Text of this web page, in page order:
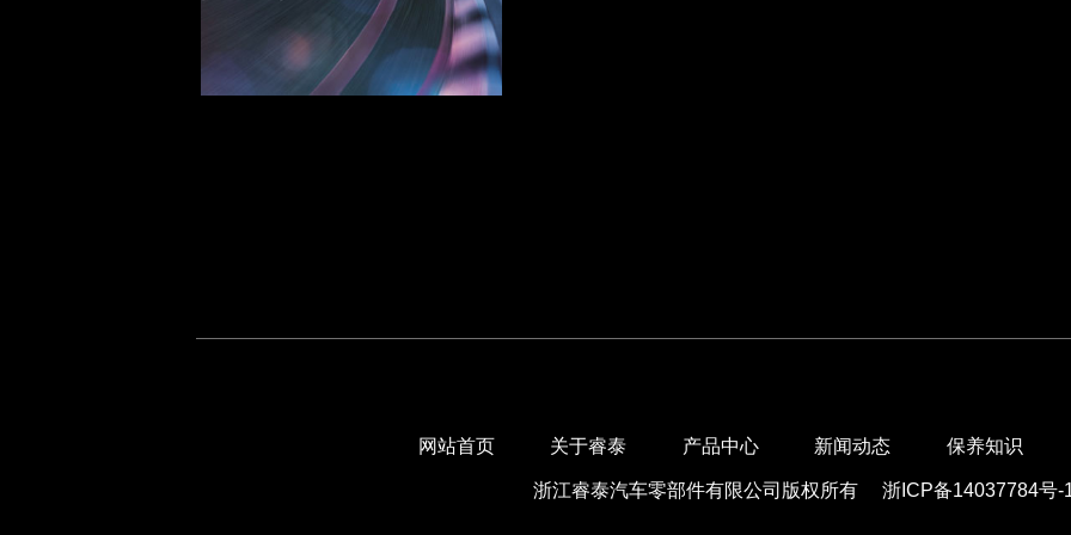
广汽系列
GMC系列
K
网站首页 关于睿泰 产品中心 新闻动态 保养知识
浙江睿泰汽车零部件有限公司版权所有 浙ICP备14037784号-